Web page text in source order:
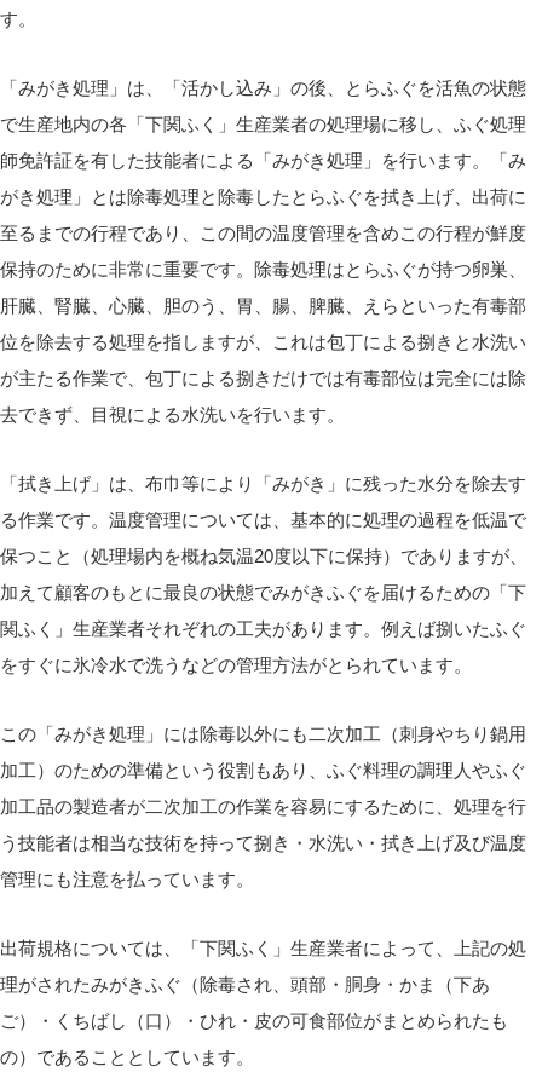
す。
「みがき処理」は、「活かし込み」の後、とらふぐを活魚の状態
で生産地内の各「下関ふく」生産業者の処理場に移し、ふぐ処理
師免許証を有した技能者による「みがき処理」を行います。「み
がき処理」とは除毒処理と除毒したとらふぐを拭き上げ、出荷に
至るまでの行程であり、この間の温度管理を含めこの行程が鮮度
保持のために非常に重要です。除毒処理はとらふぐが持つ卵巣、
肝臓、腎臓、心臓、胆のう、胃、腸、脾臓、えらといった有毒部
位を除去する処理を指しますが、これは包丁による捌きと水洗い
が主たる作業で、包丁による捌きだけでは有毒部位は完全には除
去できず、目視による水洗いを行います。
「拭き上げ」は、布巾等により「みがき」に残った水分を除去す
る作業です。温度管理については、基本的に処理の過程を低温で
保つこと（処理場内を概ね気温20度以下に保持）でありますが、
加えて顧客のもとに最良の状態でみがきふぐを届けるための「下
関ふく」生産業者それぞれの工夫があります。例えば捌いたふぐ
をすぐに氷冷水で洗うなどの管理方法がとられています。
この「みがき処理」には除毒以外にも二次加工（刺身やちり鍋用
加工）のための準備という役割もあり、ふぐ料理の調理人やふぐ
加工品の製造者が二次加工の作業を容易にするために、処理を行
う技能者は相当な技術を持って捌き・水洗い・拭き上げ及び温度
管理にも注意を払っています。
出荷規格については、「下関ふく」生産業者によって、上記の処
理がされたみがきふぐ（除毒され、頭部・胴身・かま（下あ
ご）・くちばし（口）・ひれ・皮の可食部位がまとめられたも
の）であることとしています。